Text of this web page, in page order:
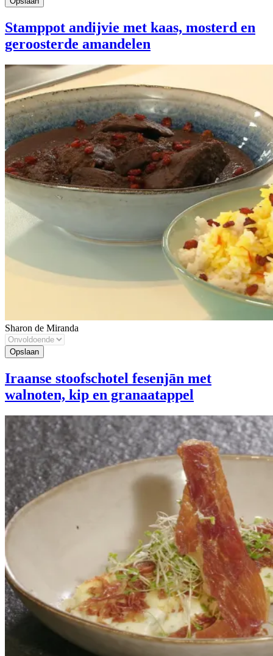
Stamppot andijvie met kaas, mosterd en
geroosterde amandelen
Sharon de Miranda
Iraanse stoofschotel fesenjān met
walnoten, kip en granaatappel